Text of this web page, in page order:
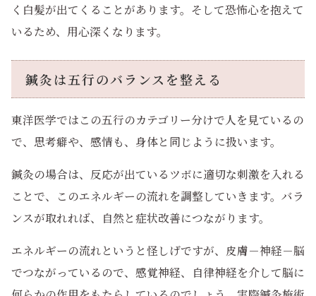
く白髪が出てくることがあります。そして恐怖心を抱えて
いるため、用心深くなります。
鍼灸は五行のバランスを整える
東洋医学ではこの五行のカテゴリー分けで人を見ているの
で、思考癖や、感情も、身体と同じように扱います。
鍼灸の場合は、反応が出ているツボに適切な刺激を入れる
ことで、このエネルギーの流れを調整していきます。バラ
ンスが取れれば、自然と症状改善につながります。
エネルギーの流れというと怪しげですが、皮膚－神経－脳
でつながっているので、感覚神経、自律神経を介して脳に